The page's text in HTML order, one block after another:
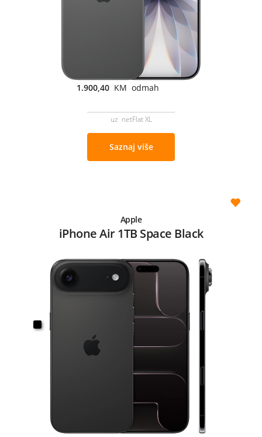
1.900,40 KM odmah
uz netFlat XL
Saznaj više
Apple
iPhone Air 1TB Space Black